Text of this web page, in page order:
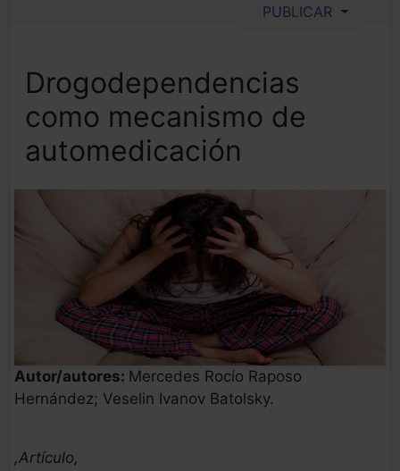
PUBLICAR
Drogodependencias
como mecanismo de
automedicación
Autor/autores: Mercedes Rocío Raposo
Hernández; Veselin Ivanov Batolsky.
,Artículo,